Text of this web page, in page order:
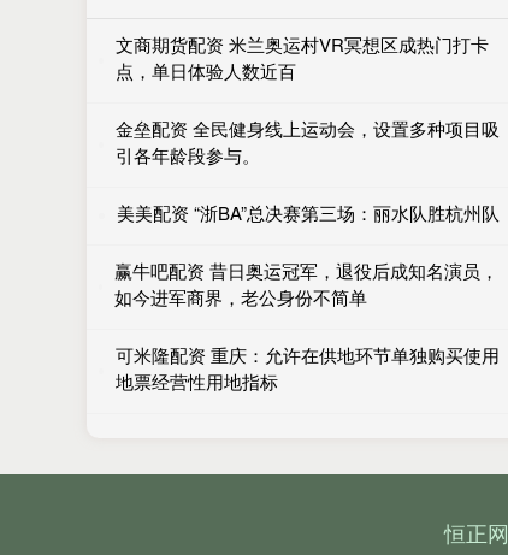
文商期货配资 米兰奥运村VR冥想区成热门打卡
点，单日体验人数近百
金垒配资 全民健身线上运动会，设置多种项目吸
引各年龄段参与。
美美配资 “浙BA”总决赛第三场：丽水队胜杭州队
赢牛吧配资 昔日奥运冠军，退役后成知名演员，
如今进军商界，老公身份不简单
可米隆配资 重庆：允许在供地环节单独购买使用
地票经营性用地指标
恒正网